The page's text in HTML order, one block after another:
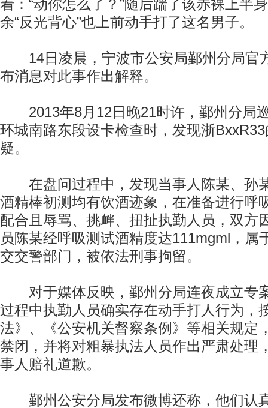
着：“动你怎么了？”随后踹了该赤裸上半
余“反光背心”也上前动手打了这名男子。
14日凌晨，宁波市公安局鄞州分局官
布消息对此事作出解释。
2013年8月12日晚21时许，鄞州分局
环城南路东段设卡检查时，发现浙
疑。
在盘问过程中，发现当事人陈某、孙
酒精棒初测均有饮酒迹象，在准备进行呼
配合且辱骂、挑衅、扭扯执勤人员，双方
员陈某经呼吸测试酒精度达111mgml，属
交交警部门，被依法刑事拘留。
对于媒体反映，鄞州分局连夜成立专
过程中执勤人员确实存在动手打人行为，
法》、《公安机关督察条例》等相关规定
禁闭，并将对粗暴执法人员作出严肃处理
事人赔礼道歉。
鄞州公安分局发布微博还称，他们认